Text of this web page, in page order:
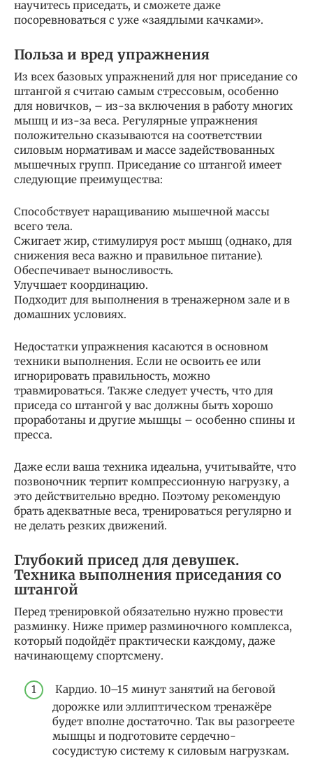
научитесь приседать, и сможете даже
посоревноваться с уже «заядлыми качками».
Польза и вред упражнения
Из всех базовых упражнений для ног приседание со
штангой я считаю самым стрессовым, особенно
для новичков, – из-за включения в работу многих
мышц и из-за веса. Регулярные упражнения
положительно сказываются на соответствии
силовым нормативам и массе задействованных
мышечных групп. Приседание со штангой имеет
следующие преимущества:
Способствует наращиванию мышечной массы
всего тела.
Сжигает жир, стимулируя рост мышц (однако, для
снижения веса важно и правильное питание).
Обеспечивает выносливость.
Улучшает координацию.
Подходит для выполнения в тренажерном зале и в
домашних условиях.
Недостатки упражнения касаются в основном
техники выполнения. Если не освоить ее или
игнорировать правильность, можно
травмироваться. Также следует учесть, что для
приседа со штангой у вас должны быть хорошо
проработаны и другие мышцы – особенно спины и
пресса.
Даже если ваша техника идеальна, учитывайте, что
позвоночник терпит компрессионную нагрузку, а
это действительно вредно. Поэтому рекомендую
брать адекватные веса, тренироваться регулярно и
не делать резких движений.
Глубокий присед для девушек.
Техника выполнения приседания со
штангой
Перед тренировкой обязательно нужно провести
разминку. Ниже пример разминочного комплекса,
который подойдёт практически каждому, даже
начинающему спортсмену.
Кардио. 10–15 минут занятий на беговой
дорожке или эллиптическом тренажёре
будет вполне достаточно. Так вы разогреете
мышцы и подготовите сердечно-
сосудистую систему к силовым нагрузкам.